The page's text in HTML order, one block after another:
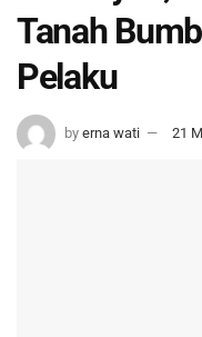
Tanah
Pelaku
by erna wati 21